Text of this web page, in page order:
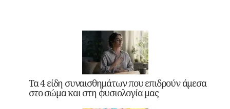
Τα 4 είδη συναισθημάτων που επιδρούν άμεσα
στο σώμα και στη φυσιολογία μας